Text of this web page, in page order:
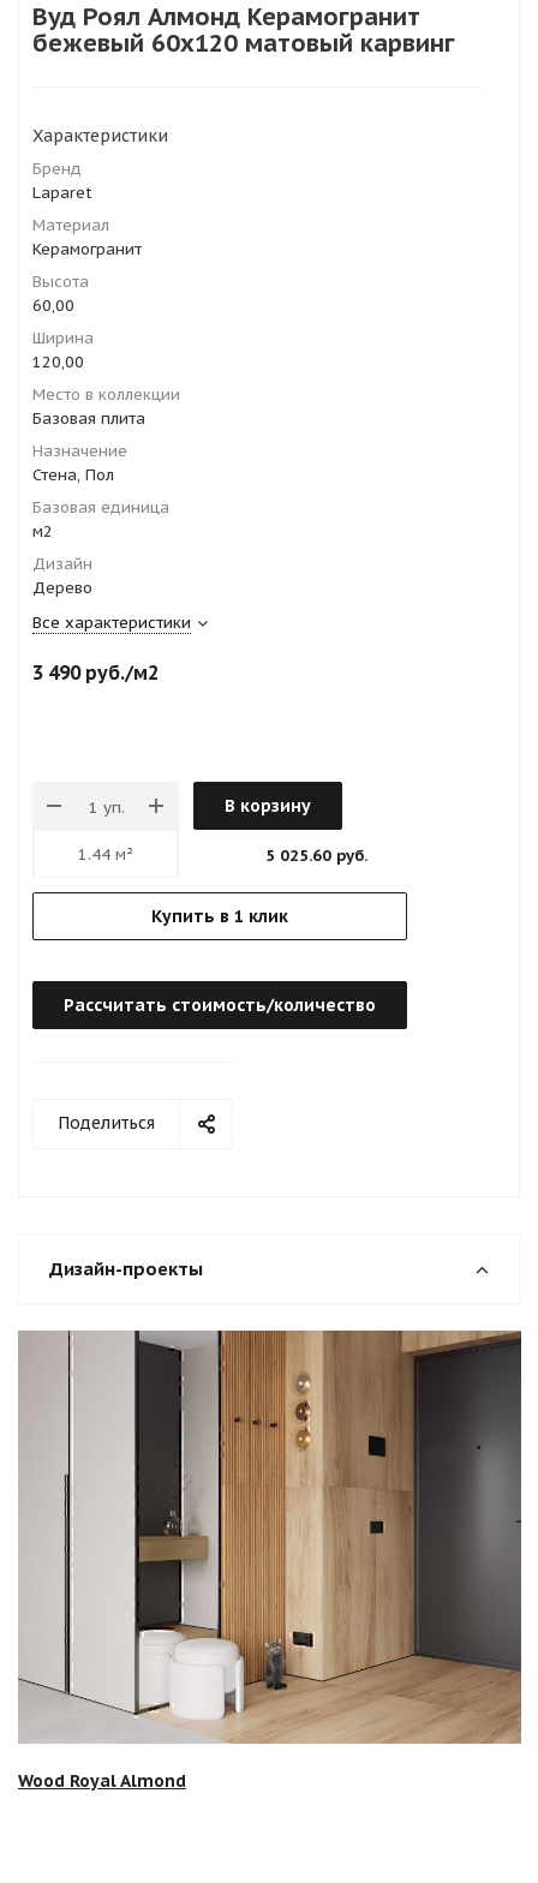
Вуд Роял Алмонд Керамогранит
бежевый 60х120 матовый карвинг
Характеристики
Бренд
Laparet
Материал
Керамогранит
Высота
60,00
Ширина
120,00
Место в коллекции
Базовая плита
Назначение
Стена, Пол
Базовая единица
м2
Дизайн
Дерево
Все характеристики
3 490руб./м2
В корзину
5 025.60 руб.
Купить в 1 клик
Рассчитать стоимость/количество
Поделиться
Дизайн-проекты
Wood Royal Almond